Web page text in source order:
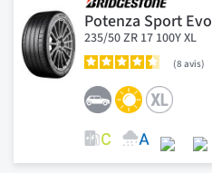
Potenza Sport Evo
235/50 ZR 17 100Y XL
8 avis